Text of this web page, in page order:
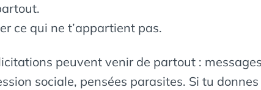
ce qui ne t’appartient pas.
peuvent venir de partout :
sociale, pensées parasites. Si tu